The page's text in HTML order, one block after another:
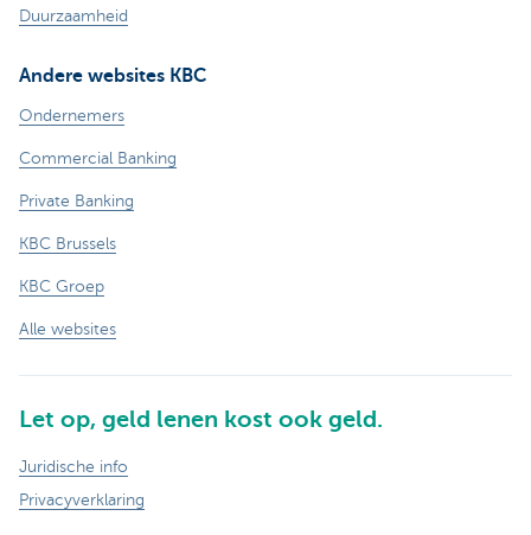
Duurzaamheid
Andere websites KBC
Ondernemers
Commercial Banking
Private Banking
KBC Brussels
KBC Groep
Alle websites
Let op, geld lenen kost ook geld.
Juridische info
Privacyverklaring